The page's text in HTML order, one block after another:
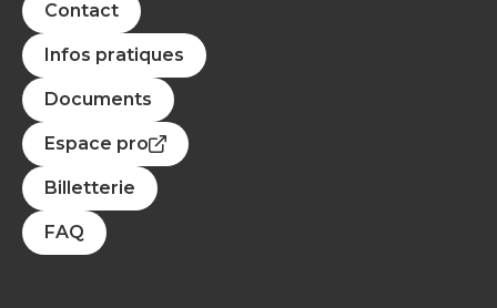
Contact
Infos pratiques
Documents
Espace pro
Billetterie
FAQ